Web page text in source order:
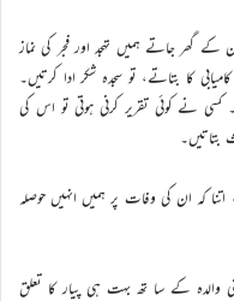
گھر جاتے ہمیں تہجد اور فجر کی نماز
کا بتاتے، تو سجدہ شکر ادا کرتیں۔
نے کوئی تقریر کرنی ہوتی تو اس کی
بتاتیں۔
کہ ان کی وفات پر ہمیں انہیں حوصلہ
والدہ کے سا تھ بہت ہی پیار کا تعلق